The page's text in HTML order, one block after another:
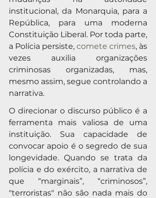
institucional, da Monarquia, para a
República, para uma moderna
Constituição Liberal. Por toda parte,
a Polícia persiste, comete crimes, às
vezes auxilia organizações
criminosas organizadas, mas,
mesmo assim, segue controlando a
narrativa.
O direcionar o discurso público é a
ferramenta mais valiosa de uma
instituição. Sua capacidade de
convocar apoio é o segredo de sua
longevidade. Quando se trata da
polícia e do exército, a narrativa de
que “marginais”, “criminosos”,
"terroristas" não são nada mais do